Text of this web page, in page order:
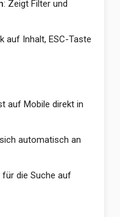
: Zeigt Filter und
auf Inhalt, ESC-Taste
auf Mobile direkt in
automatisch an
für die Suche auf